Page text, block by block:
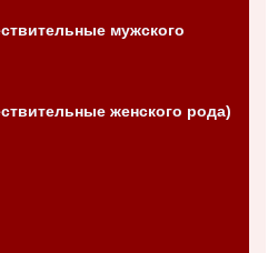
мужского
женского рода)